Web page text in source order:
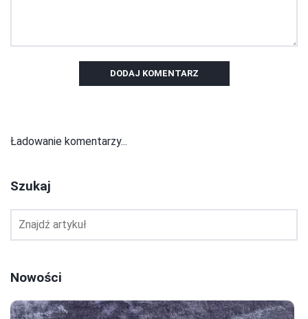
DODAJ KOMENTARZ
Ładowanie komentarzy...
Szukaj
Nowości